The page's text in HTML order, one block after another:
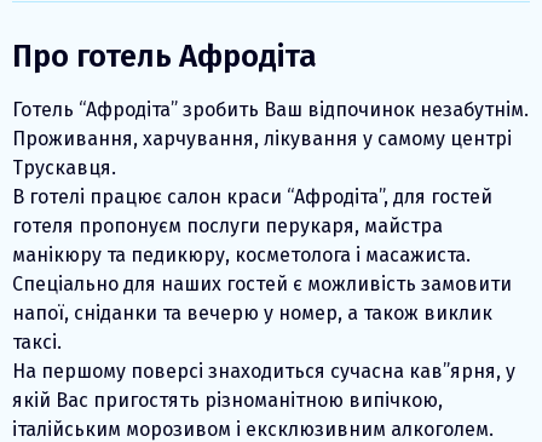
Про готель Афродіта
Готель “Афродіта” зробить Ваш відпочинок незабутнім.
Проживання, харчування, лікування у самому центрі
Трускавця.
В готелі працює салон краси “Афродіта”, для гостей
готеля пропонуєм послуги перукаря, майстра
манікюру та педикюру, косметолога і масажиста.
Спеціально для наших гостей є можливість замовити
напої, сніданки та вечерю у номер, а також виклик
таксі.
На першому поверсі знаходиться сучасна кав”ярня, у
якій Вас пригостять різноманітною випічкою,
італійським морозивом і ексклюзивним алкоголем.